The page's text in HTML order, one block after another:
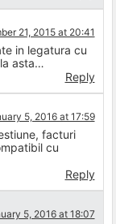
21, 2015 at 20:41
in legatura cu
asta…
Reply
5, 2016 at 17:59
facturi
cu
Reply
5, 2016 at 18:07